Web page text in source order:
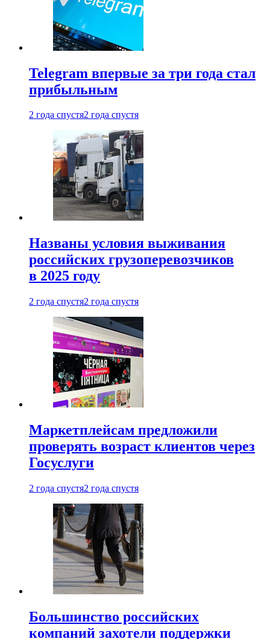
Telegram впервые за три года стал
прибыльным
2 года спустя2 года спустя
Названы условия выживания
российских грузоперевозчиков
в 2025 году
2 года спустя2 года спустя
Маркетплейсам предложили
проверять возраст клиентов через
Госуслуги
2 года спустя2 года спустя
Большинство российских
компаний захотели поддержки